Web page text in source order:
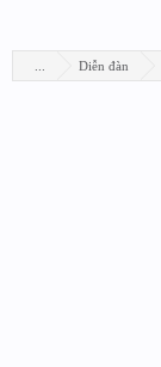
Diễn đàn